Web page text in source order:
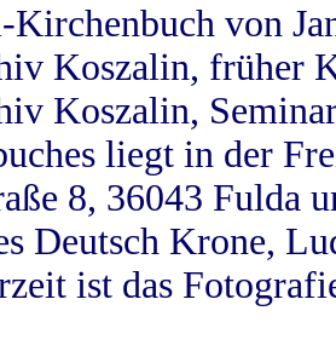
von
Koszalin, früher
Koszalin,
liegt in der
8, 36043 Fulda
Deutsch Krone,
ist das